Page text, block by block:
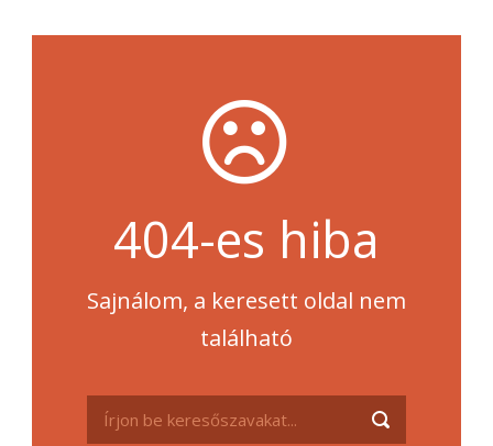
404-es hiba
Sajnálom, a keresett oldal nem
található